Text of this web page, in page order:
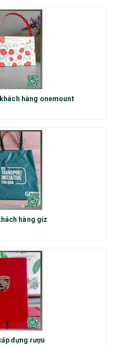
hàng onemount
hàng giz
đựng rượu